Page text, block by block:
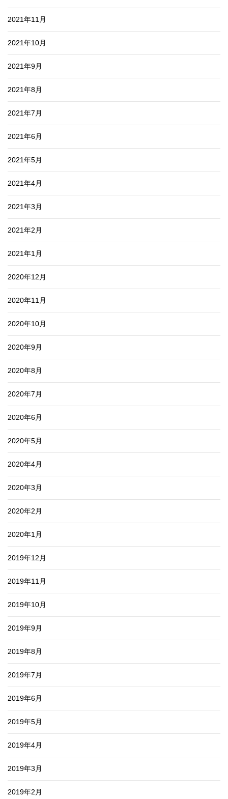
2021年11月
2021年10月
2021年9月
2021年8月
2021年7月
2021年6月
2021年5月
2021年4月
2021年3月
2021年2月
2021年1月
2020年12月
2020年11月
2020年10月
2020年9月
2020年8月
2020年7月
2020年6月
2020年5月
2020年4月
2020年3月
2020年2月
2020年1月
2019年12月
2019年11月
2019年10月
2019年9月
2019年8月
2019年7月
2019年6月
2019年5月
2019年4月
2019年3月
2019年2月